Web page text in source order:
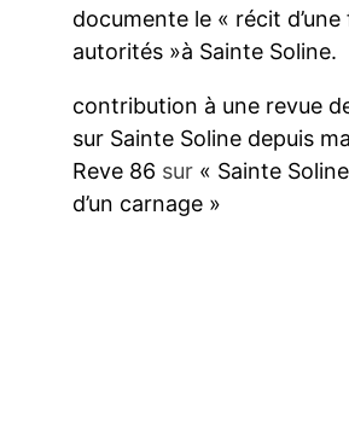
documente le « récit
autorités »à Sainte Soline.
contribution à une revue
sur Sainte Soline depuis
Reve 86 sur « Sainte
d’un carnage »